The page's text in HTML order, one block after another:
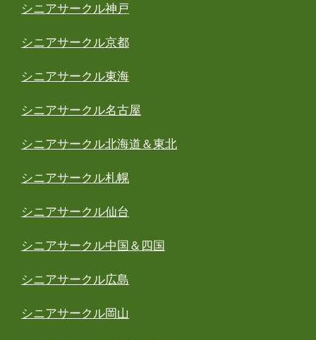
シニアサークル神戸
シニアサークル京都
シニアサークル東海
シニアサークル名古屋
シニアサークル北海道＆東北
シニアサークル札幌
シニアサークル仙台
シニアサークル中国＆四国
シニアサークル広島
シニアサークル岡山